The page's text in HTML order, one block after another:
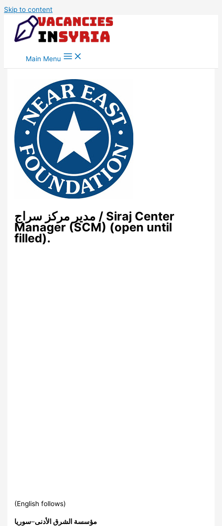
Skip to content
Main Menu
مدير مركز سراج / Siraj Center
Manager (SCM) (open until
filled).
(English follows)
مؤسسة الشرق الأدنى–سوريا